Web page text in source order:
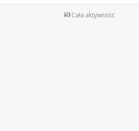
Cała aktywność